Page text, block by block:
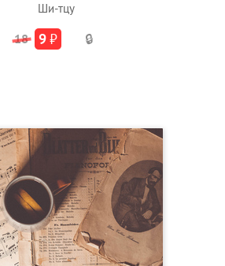
Ши-тцу
18 9₽ 🔒